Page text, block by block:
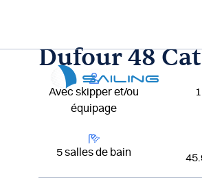
Dufour 48
Avec skipper et/ou
équipage
5 salles de bain